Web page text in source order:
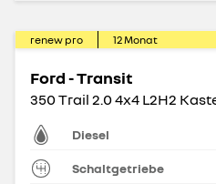
renew pro 12Monat
Ford - Transit
350 Trail 2.0 4x4 L2H2
Diesel
Schaltgetriebe